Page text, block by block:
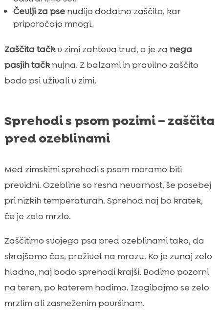
Čevlji za psenudijo dodatno zaščito, kar
priporočajo mnogi.
Zaščita tačkv zimi zahteva trud, a je za nega
pasjih tačknujna. Z balzami in pravilno zaščito
bodo psi uživali v zimi.
Sprehodi s psom pozimi – zaščita
pred ozeblinami
Med zimskimi sprehodi s psom moramo biti
previdni. Ozebline so resna nevarnost, še posebej
pri nizkih temperaturah. Sprehod naj bo kratek,
če je zelo mrzlo.
Zaščitimo svojega psa pred ozeblinami tako, da
skrajšamo čas, preživet na mrazu. Ko je zunaj zelo
hladno, naj bodo sprehodi krajši. Bodimo pozorni
na teren, po katerem hodimo. Izogibajmo se zelo
mrzlim ali zasneženim površinam.